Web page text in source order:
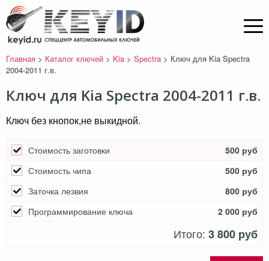
Главная > Каталог ключей > Kia > Spectra > Ключ для Kia Spectra
2004-2011 г.в.
Ключ для Kia Spectra 2004-2011 г.в.
Ключ без кнопок,не выкидной.
Стоимость заготовки
500 руб
Стоимость чипа
500 руб
Заточка лезвия
800 руб
Программирование ключа
2 000 руб
Итого: 3 800 руб